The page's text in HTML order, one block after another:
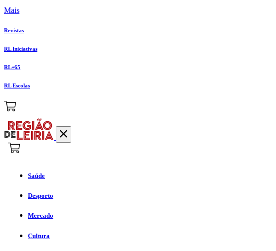
Mais
Revistas
RL Iniciativas
RL+65
RL Escolas
Saúde
Desporto
Mercado
Cultura